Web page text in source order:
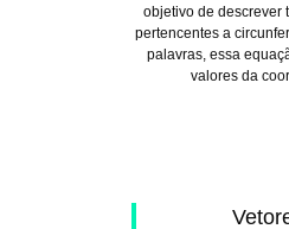
objetivo de descrever
pertencentes a
palavras, essa
valores da